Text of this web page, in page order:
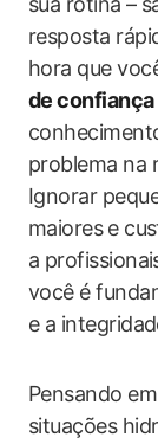
resposta
hora que
de confiança
problema na
Ignorar
maiores ⁣e
a
você ​é
e a
Pensando
situações